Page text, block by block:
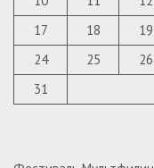
17
18 19
24
25 26
31